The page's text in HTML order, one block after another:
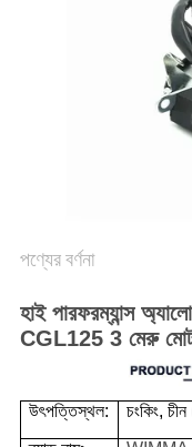
পণ্যের বর্ণনা
হাই পারফরম্যান্স
CGL125 3 মেরু
উৎপত্তিস্থল:
চংকিং, চীন